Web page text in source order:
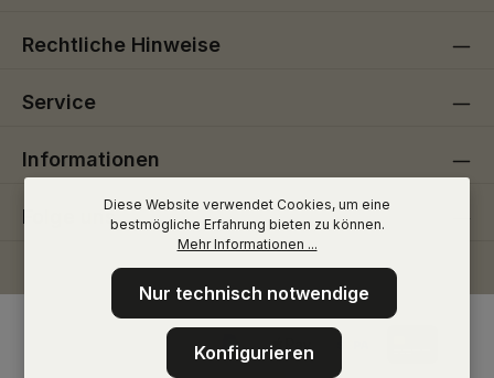
Rechtliche Hinweise
Service
Informationen
Folge uns
Diese Website verwendet Cookies, um eine
bestmögliche Erfahrung bieten zu können.
Mehr Informationen ...
Nur technisch notwendige
Konfigurieren